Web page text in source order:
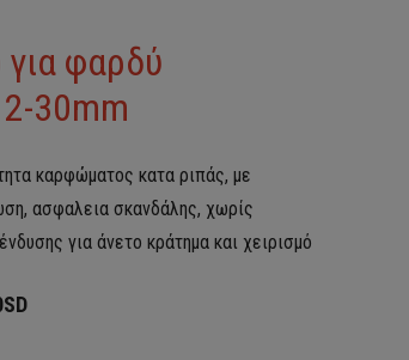
φαρδύ
30mm
καρφώματος κατα ριπάς, με
ασφαλεια σκανδάλης, χωρίς
για άνετο κράτημα και χειρισμό